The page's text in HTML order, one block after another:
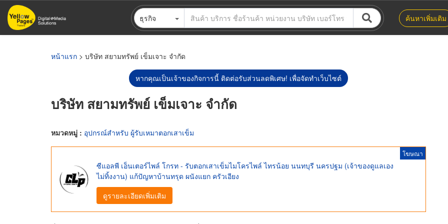
ข้าม
ไป
ธุรกิจ ค้นหาเพิ่มเติม
หน้าแรก > บริษัท สยามทรัพย์ เข็มเจาะ จำกัด
หากคุณเป็นเจ้าของกิจการนี้ ติดต่อรับส่วนลดพิเศษ! เพื่อจัดทำเว็บไซต์
บริษัท สยามทรัพย์ เข็มเจาะ จำกัด
หมวดหมู่ : อุปกรณ์สำหรับ ผู้รับเหมาตอกเสาเข็ม
โฆษณา
ซีแอลพี เอ็นเตอร์ไพล์ โกรท - รับตอกเสาเข็มไมโครไพล์ ไทรน้อย นนทบุรี นครปฐม (เจ้าของดูแลเอง
ไม่ทิ้งงาน) แก้ปัญหาบ้านทรุด ผนังแยก ครัวเอียง
ดูรายละเอียดเพิ่มเติม